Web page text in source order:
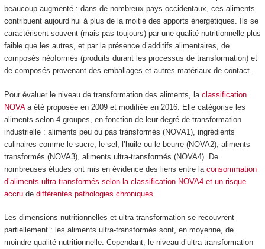
beaucoup augmenté : dans de nombreux pays occidentaux, ces aliments
contribuent aujourd’hui à plus de la moitié des apports énergétiques. Ils se
caractérisent souvent (mais pas toujours) par une qualité nutritionnelle plus
faible que les autres, et par la présence d’additifs alimentaires, de
composés néoformés (produits durant les processus de transformation) et
de composés provenant des emballages et autres matériaux de contact.
Pour évaluer le niveau de transformation des aliments, la classification
NOVAa été proposée en 2009 et modifiée en 2016. Elle catégorise les
aliments selon 4 groupes, en fonction de leur degré de transformation
industrielle : aliments peu ou pas transformés (NOVA1), ingrédients
culinaires comme le sucre, le sel, l’huile ou le beurre (NOVA2), aliments
transformés (NOVA3), aliments ultra-transformés (NOVA4). De
nombreuses études ont mis en évidence des liens entre la consommation
d’aliments ultra-transformés selon la classification NOVA4 et un risque
accrude différentes pathologies chroniques
Les dimensions nutritionnelles et ultra-transformation se recouvrent
partiellement : les aliments ultra-transformés sont, en moyenne, de
moindre qualité nutritionnelle. Cependant, le niveau d’ultra-transformation